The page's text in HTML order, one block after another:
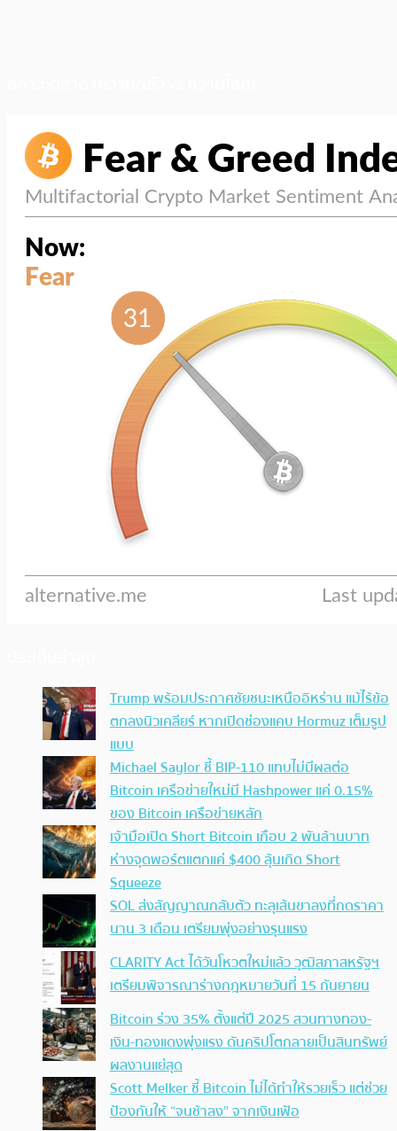
Trump พร้อมประกาศชัยชนะเหนืออิหร่าน แม้ไร้ข้อ
ตกลงนิวเคลียร์ หากเปิดช่องแคบ Hormuz เต็มรูป
แบบ
Michael Saylor ชี้ BIP-110 แทบไม่มีผลต่อ
Bitcoin เครือข่ายใหม่มี Hashpower แค่ 0.15%
ของ Bitcoin เครือข่ายหลัก
เจ้ามือเปิด Short Bitcoin เกือบ 2 พันล้านบาท
ห่างจุดพอร์ตแตกแค่ $400 ลุ้นเกิด Short
Squeeze
SOL ส่งสัญญาณกลับตัว ทะลุเส้นขาลงที่กดราคา
นาน 3 เดือน เตรียมพุ่งอย่างรุนแรง
CLARITY Act ได้วันโหวตใหม่แล้ว วุฒิสภาสหรัฐฯ
เตรียมพิจารณาร่างกฎหมายวันที่ 15 กันยายน
Bitcoin ร่วง 35% ตั้งแต่ปี 2025 สวนทางทอง-
เงิน-ทองแดงพุ่งแรง ดันคริปโตกลายเป็นสินทรัพย์
ผลงานแย่สุด
Scott Melker ชี้ Bitcoin ไม่ได้ทำให้รวยเร็ว แต่ช่วย
ป้องกันให้ “จนช้าลง” จากเงินเฟ้อ